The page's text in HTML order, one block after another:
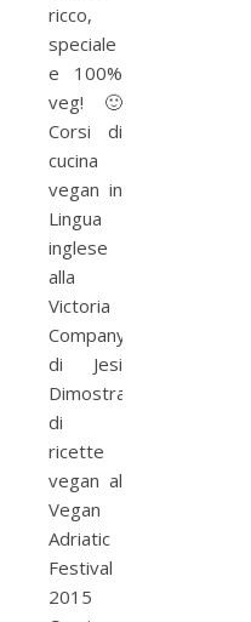
ricco,
speciale
e 100%
veg! 🙂
Corsi di
cucina
vegan in
Lingua
inglese
alla
Victoria
Company
di Jesi
Dimostrazione
di
ricette
vegan al
Vegan
Adriatic
Festival
2015